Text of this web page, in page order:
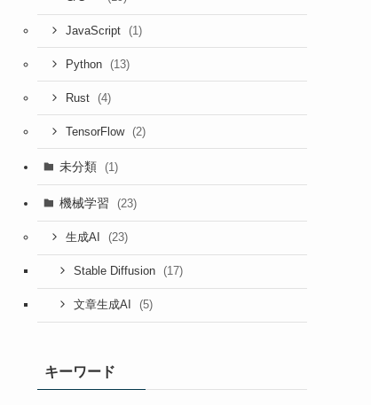
NJS_VERSION=0.7.7
2, length($0)-2)}' | sed
JavaScript (1)
Python (13)
Rust (4)
TensorFlow (2)
未分類 (1)
機械学習 (23)
生成AI (23)
Stable Diffusion (17)
文章生成AI (5)
キーワード